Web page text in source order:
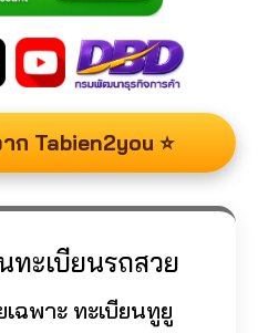
ก Tabien2you ⭐
ทะเบียนรถสวย
ฉพาะ ทะเบียนทูยู